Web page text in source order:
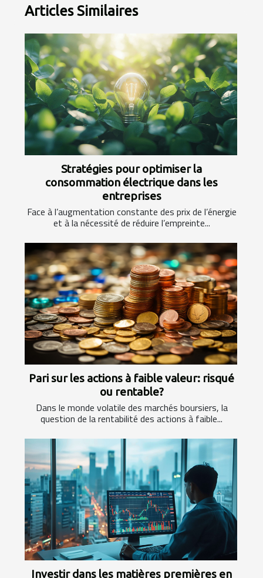
Articles Similaires
Stratégies pour optimiser la
consommation électrique dans les
entreprises
Face à l’augmentation constante des prix de l’énergie
et à la nécessité de réduire l’empreinte...
Pari sur les actions à faible valeur: risqué
ou rentable?
Dans le monde volatile des marchés boursiers, la
question de la rentabilité des actions à faible...
Investir dans les matières premières en